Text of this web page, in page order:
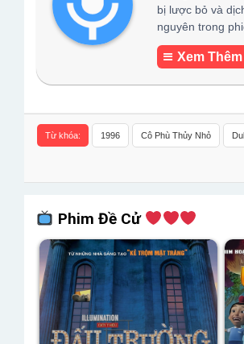
bị lược bỏ và
nguyên trong
Xem Thêm
Từ khóa: 1996 Cô Phù Thủy Nhỏ
Phim Đề Cử